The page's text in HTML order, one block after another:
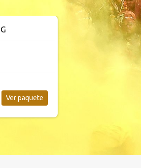
Ver paquete